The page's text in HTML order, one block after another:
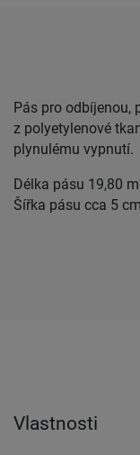
Pás pro odbíjenou,
z polyetylenové
plynulému vypnutí.
Délka pásu 19,80 m
Šířka pásu cca 5 cm
Vlastnosti